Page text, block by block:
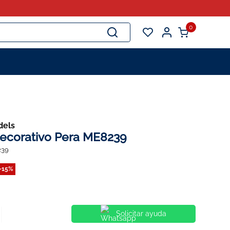
0
Pera ME8239
15%
Solicitar ayuda